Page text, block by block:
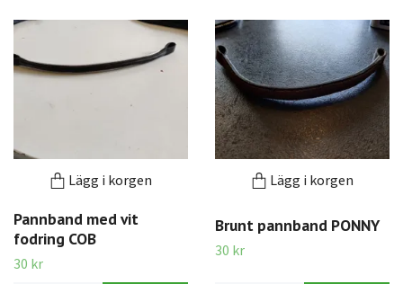
Lägg i korgen
Pannband med vit
fodring COB
30 kr
Lägg i korgen
Brunt pannband PONNY
30 kr